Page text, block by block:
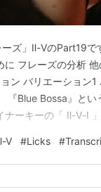
ーズ」Ⅱ-ⅤのPart19
フレーズの分析
ン バリエーション
『Blue Bossa』と
ナーキーの「 Ⅱ-Ⅴ-Ⅰ
節から8分音符…
Ⅴ #Licks #